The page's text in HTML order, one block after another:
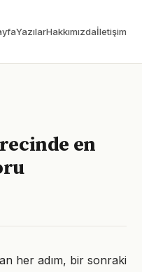
YazılarHakkımızdaİletişim
en
her adım, bir sonraki